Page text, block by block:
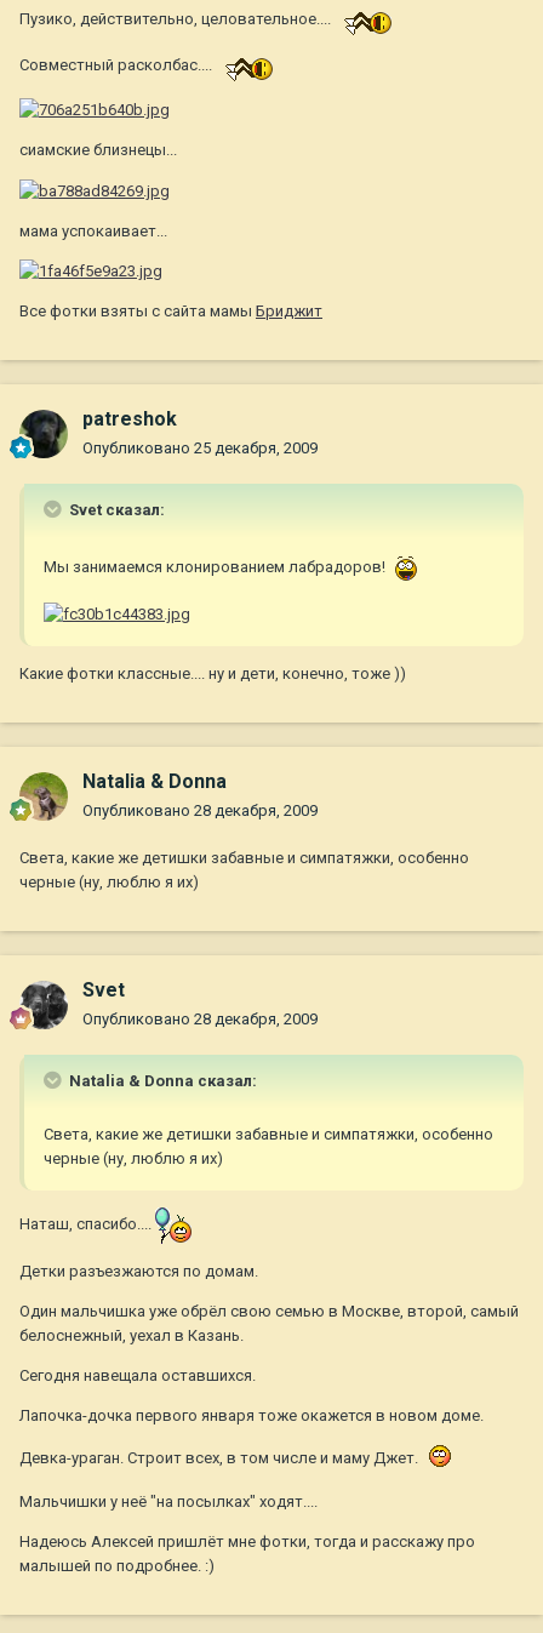
Пузико, действительно, целовательное....
Совместный расколбас....
сиамские близнецы...
мама успокаивает...
Все фотки взяты с сайта мамы Бриджит
patreshok
Опубликовано 25 декабря, 2009
Svet сказал:
Мы занимаемся клонированием лабрадоров!
Какие фотки классные.... ну и дети, конечно, тоже ))
Natalia & Donna
Опубликовано 28 декабря, 2009
Света, какие же детишки забавные и симпатяжки, особенно
черные (ну, люблю я их)
Svet
Опубликовано 28 декабря, 2009
Natalia & Donna сказал:
Света, какие же детишки забавные и симпатяжки, особенно
черные (ну, люблю я их)
Наташ, спасибо....
Детки разъезжаются по домам.
Один мальчишка уже обрёл свою семью в Москве, второй, самый
белоснежный, уехал в Казань.
Сегодня навещала оставшихся.
Лапочка-дочка первого января тоже окажется в новом доме.
Девка-ураган. Строит всех, в том числе и маму Джет.
Мальчишки у неё "на посылках" ходят....
Надеюсь Алексей пришлёт мне фотки, тогда и расскажу про
малышей по подробнее. :)